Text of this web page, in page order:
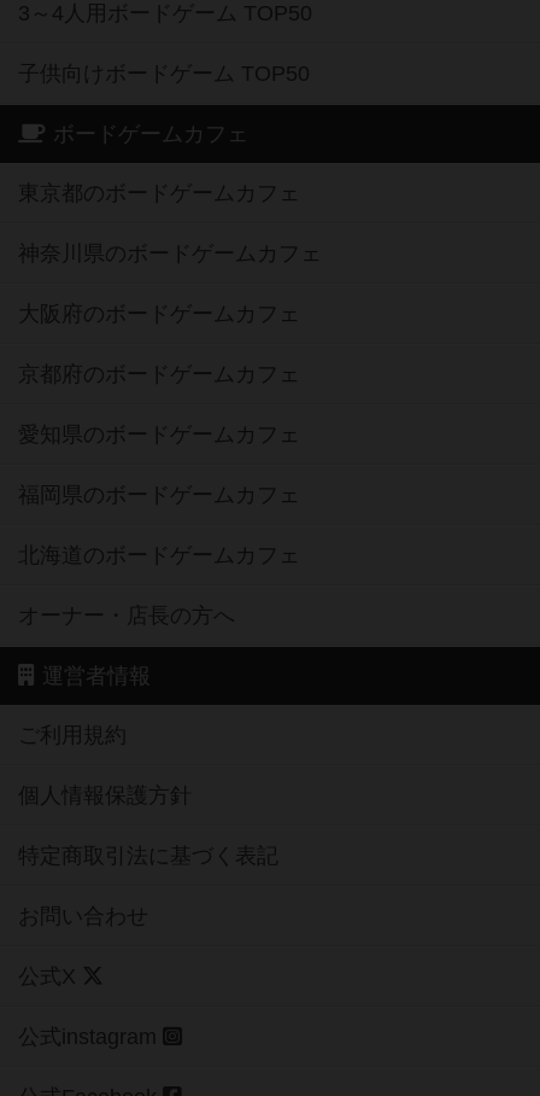
3～4人用ボードゲーム TOP50
子供向けボードゲーム TOP50
ボードゲームカフェ
東京都のボードゲームカフェ
神奈川県のボードゲームカフェ
大阪府のボードゲームカフェ
京都府のボードゲームカフェ
愛知県のボードゲームカフェ
福岡県のボードゲームカフェ
北海道のボードゲームカフェ
オーナー・店長の方へ
運営者情報
ご利用規約
個人情報保護方針
特定商取引法に基づく表記
お問い合わせ
公式X
公式instagram